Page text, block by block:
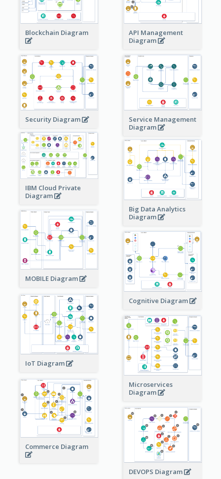
Blockchain Diagram
API Management
Diagram
Security Diagram
Service Management
Diagram
IBM Cloud Private
Diagram
Big Data Analytics
Diagram
MOBILE Diagram
Cognitive Diagram
IoT Diagram
Microservices
Diagram
Commerce Diagram
DEVOPS Diagram